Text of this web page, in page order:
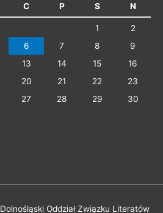
C P S N
1
2
6 7 8
9
13 14 15
16
20 21 22
23
27 28 29
30
Dolnośląski Oddział Związku Literatów